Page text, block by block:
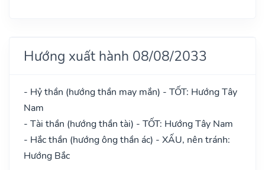
Hướng xuất hành 08/08/2033
- Hỷ thần (hướng thần may mắn) - TỐT: Hướng Tây
Nam
- Tài thần (hướng thần tài) - TỐT: Hướng Tây Nam
- Hắc thần (hướng ông thần ác) - XẤU, nên tránh:
Hướng Bắc